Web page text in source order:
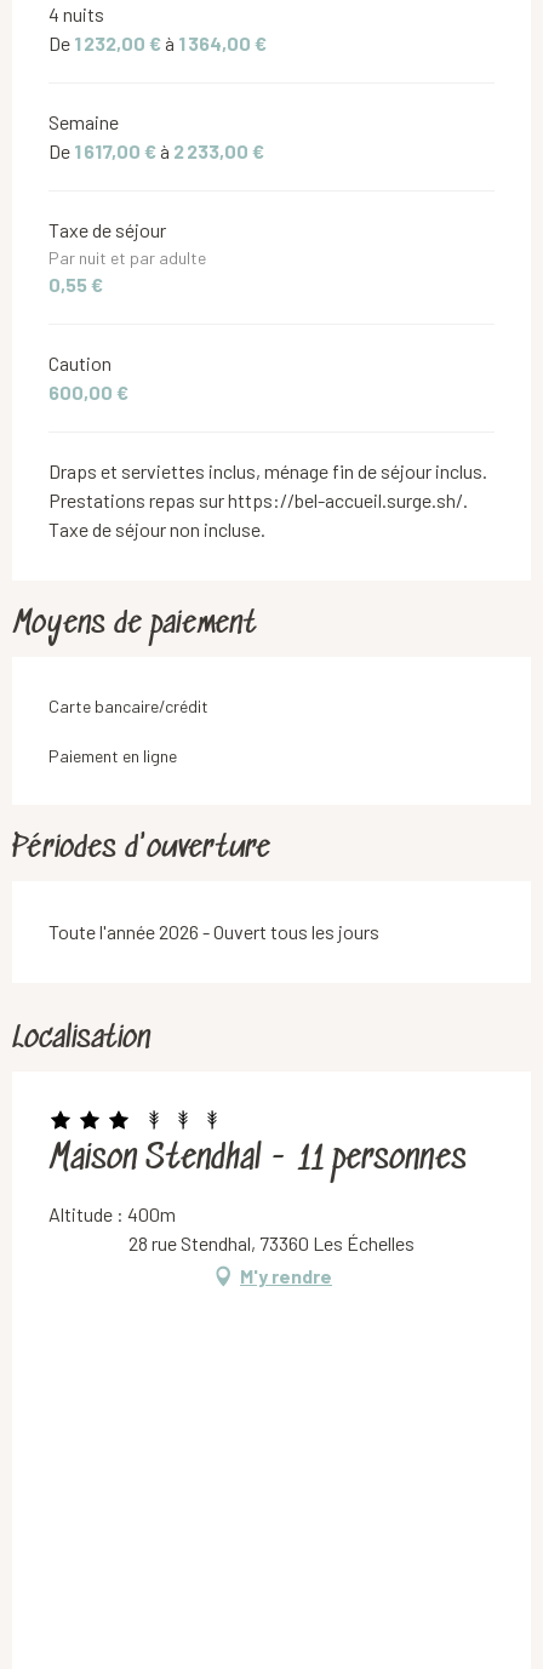
4 nuits
De 1 232,00 € à 1 364,00 €
Semaine
De 1 617,00 € à 2 233,00 €
Taxe de séjour
Par nuit et par adulte
0,55 €
Caution
600,00 €
Draps et serviettes inclus, ménage fin de séjour inclus.
Prestations repas sur https://bel-accueil.surge.sh/.
Taxe de séjour non incluse.
Moyens de paiement
Carte bancaire/crédit
Paiement en ligne
Périodes d'ouverture
Toute l'année 2026 - Ouvert tous les jours
Localisation
Maison Stendhal - 11 personnes
Altitude : 400m
28 rue Stendhal, 73360 Les Échelles
M'y rendre